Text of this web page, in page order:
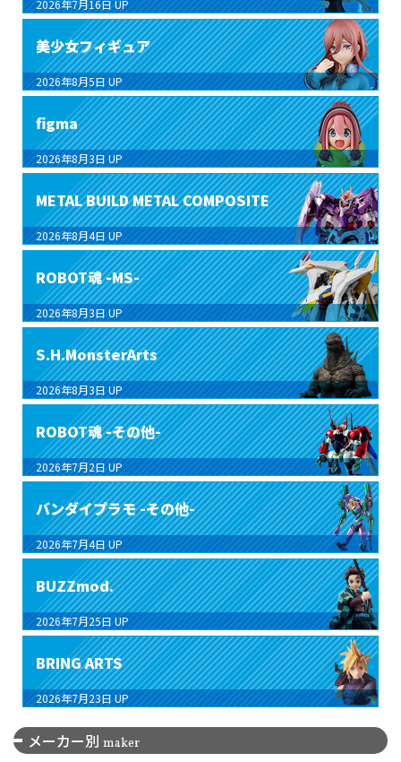
2026年7月16日 UP
美少女フィギュア
2026年8月5日 UP
figma
2026年8月3日 UP
METAL BUILD METAL COMPOSITE
2026年8月4日 UP
ROBOT魂 -MS-
2026年8月3日 UP
S.H.MonsterArts
2026年8月3日 UP
ROBOT魂 -その他-
2026年7月2日 UP
バンダイプラモ -その他-
2026年7月4日 UP
BUZZmod.
2026年7月25日 UP
BRING ARTS
2026年7月23日 UP
メーカー別 maker